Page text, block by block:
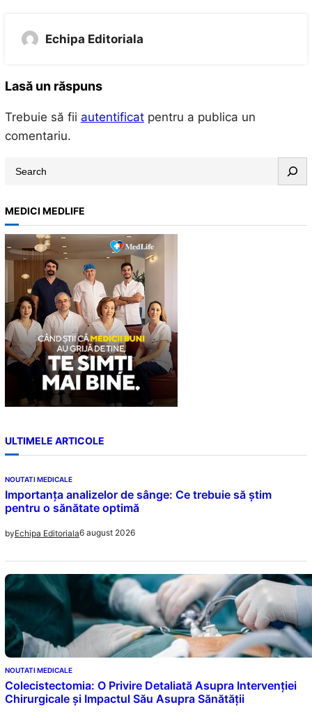
Echipa Editoriala
Lasă un răspuns
Trebuie să fii autentificatpentru a publica un
comentariu.
r
c
h
MEDICI MEDLIFE
ULTIMELE ARTICOLE
NOUTATI MEDICALE
Importanța analizelor de sânge: Ce trebuie să știm
pentru o sănătate optimă
byEchipa Editoriala6 august 2026
NOUTATI MEDICALE
Colecistectomia: O Privire Detaliată Asupra Intervenției
Chirurgicale și Impactul Său Asupra Sănătății